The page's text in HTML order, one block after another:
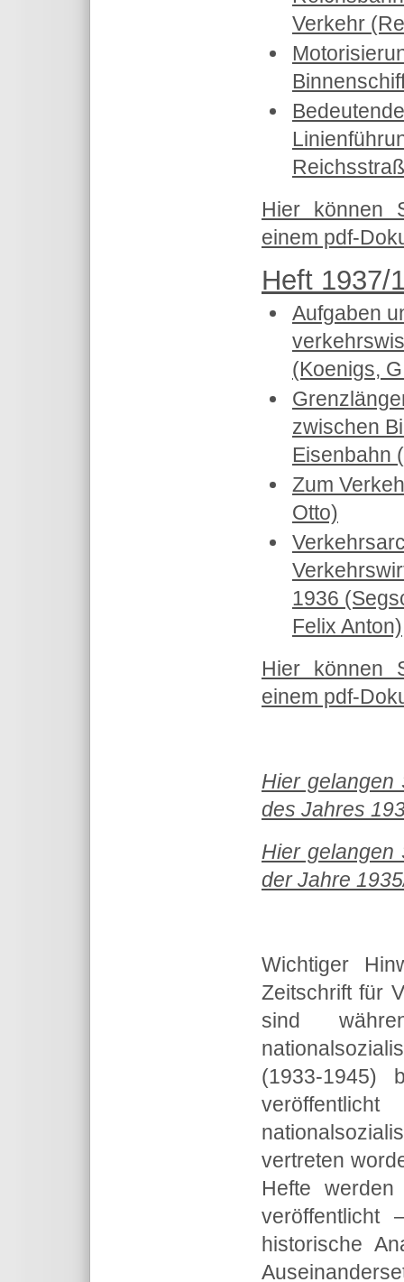
Verkehr
Hier können
einem pdf-
Heft 1937/
Aufgaben
(Koenigs,
zwischen
Eisenbahn
Zum
Otto)
1936
Felix Anton)
Hier können
einem pdf-
Hier gelangen
des Jahres
Hier gelangen
der Jahre
Wichtiger
Zeitschrift für
sind
(1933-1945)
vertreten
Hefte
veröffentlicht
historische